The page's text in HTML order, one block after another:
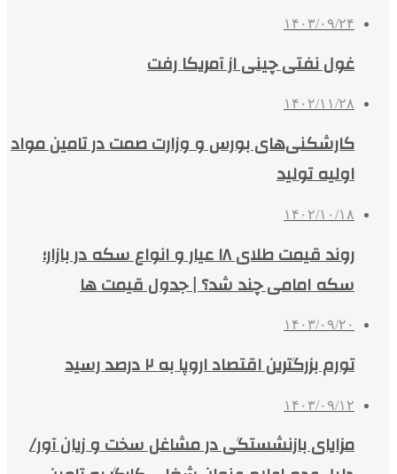
۱۴۰۳/۰۹/۲۴
غول نفتی چینی از آمریکا رفت
۱۴۰۲/۱۱/۲۸
کارشکنی‌های بورس و وزارت صمت در تامین مواد
اولیه تولید
۱۴۰۲/۱۰/۱۸
روند قیمت طلای ۱۸ عیار و انواع سکه در بازار؛
سکه امامی چند شد؟ | جدول قیمت ها
۱۴۰۳/۰۹/۲۰
تورم بزرگترین اقتصاد اروپا به ۲ درصد رسید
۱۴۰۳/۰۹/۱۲
مزایای بازنشستگی در مشاغل سخت و زیان آور/